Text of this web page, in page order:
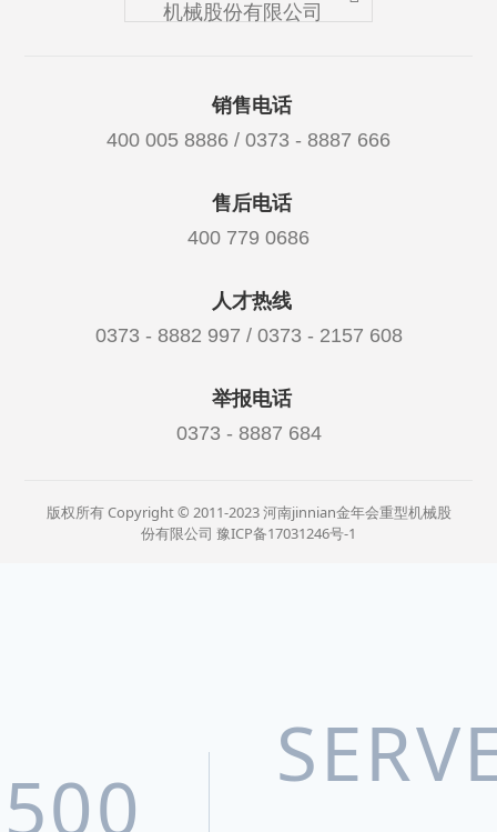
机械股份有限公司
销售电话
400 005 8886 / 0373 - 8887 666
售后电话
400 779 0686
人才热线
0373 - 8882 997 / 0373 - 2157 608
举报电话
0373 - 8887 684
版权所有 Copyright © 2011-2023 河南jinnian金年会重型机械股
份有限公司 豫ICP备17031246号-1
500